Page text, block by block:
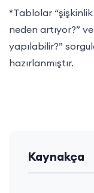
*Tablolar “şişkinlik
neden artıyor?”
yapılabilir?”
hazırlanmıştır.
Kaynakça